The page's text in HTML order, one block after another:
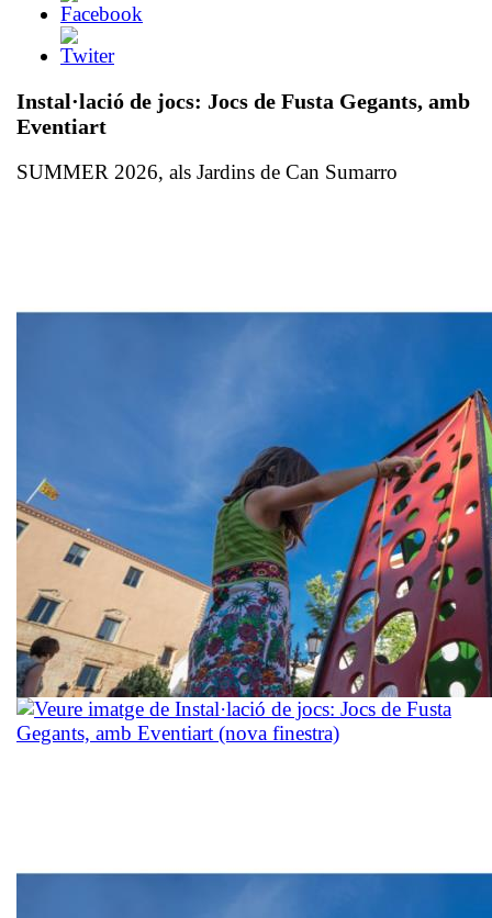
Instal·lació de jocs: Jocs de Fusta Gegants, amb
Eventiart
SUMMER 2026, als Jardins de Can Sumarro